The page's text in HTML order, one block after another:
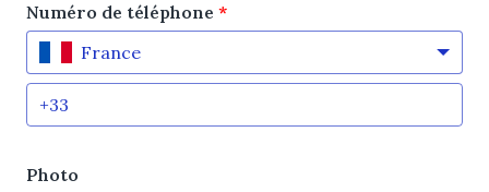
Numéro de téléphone *
France
Photo